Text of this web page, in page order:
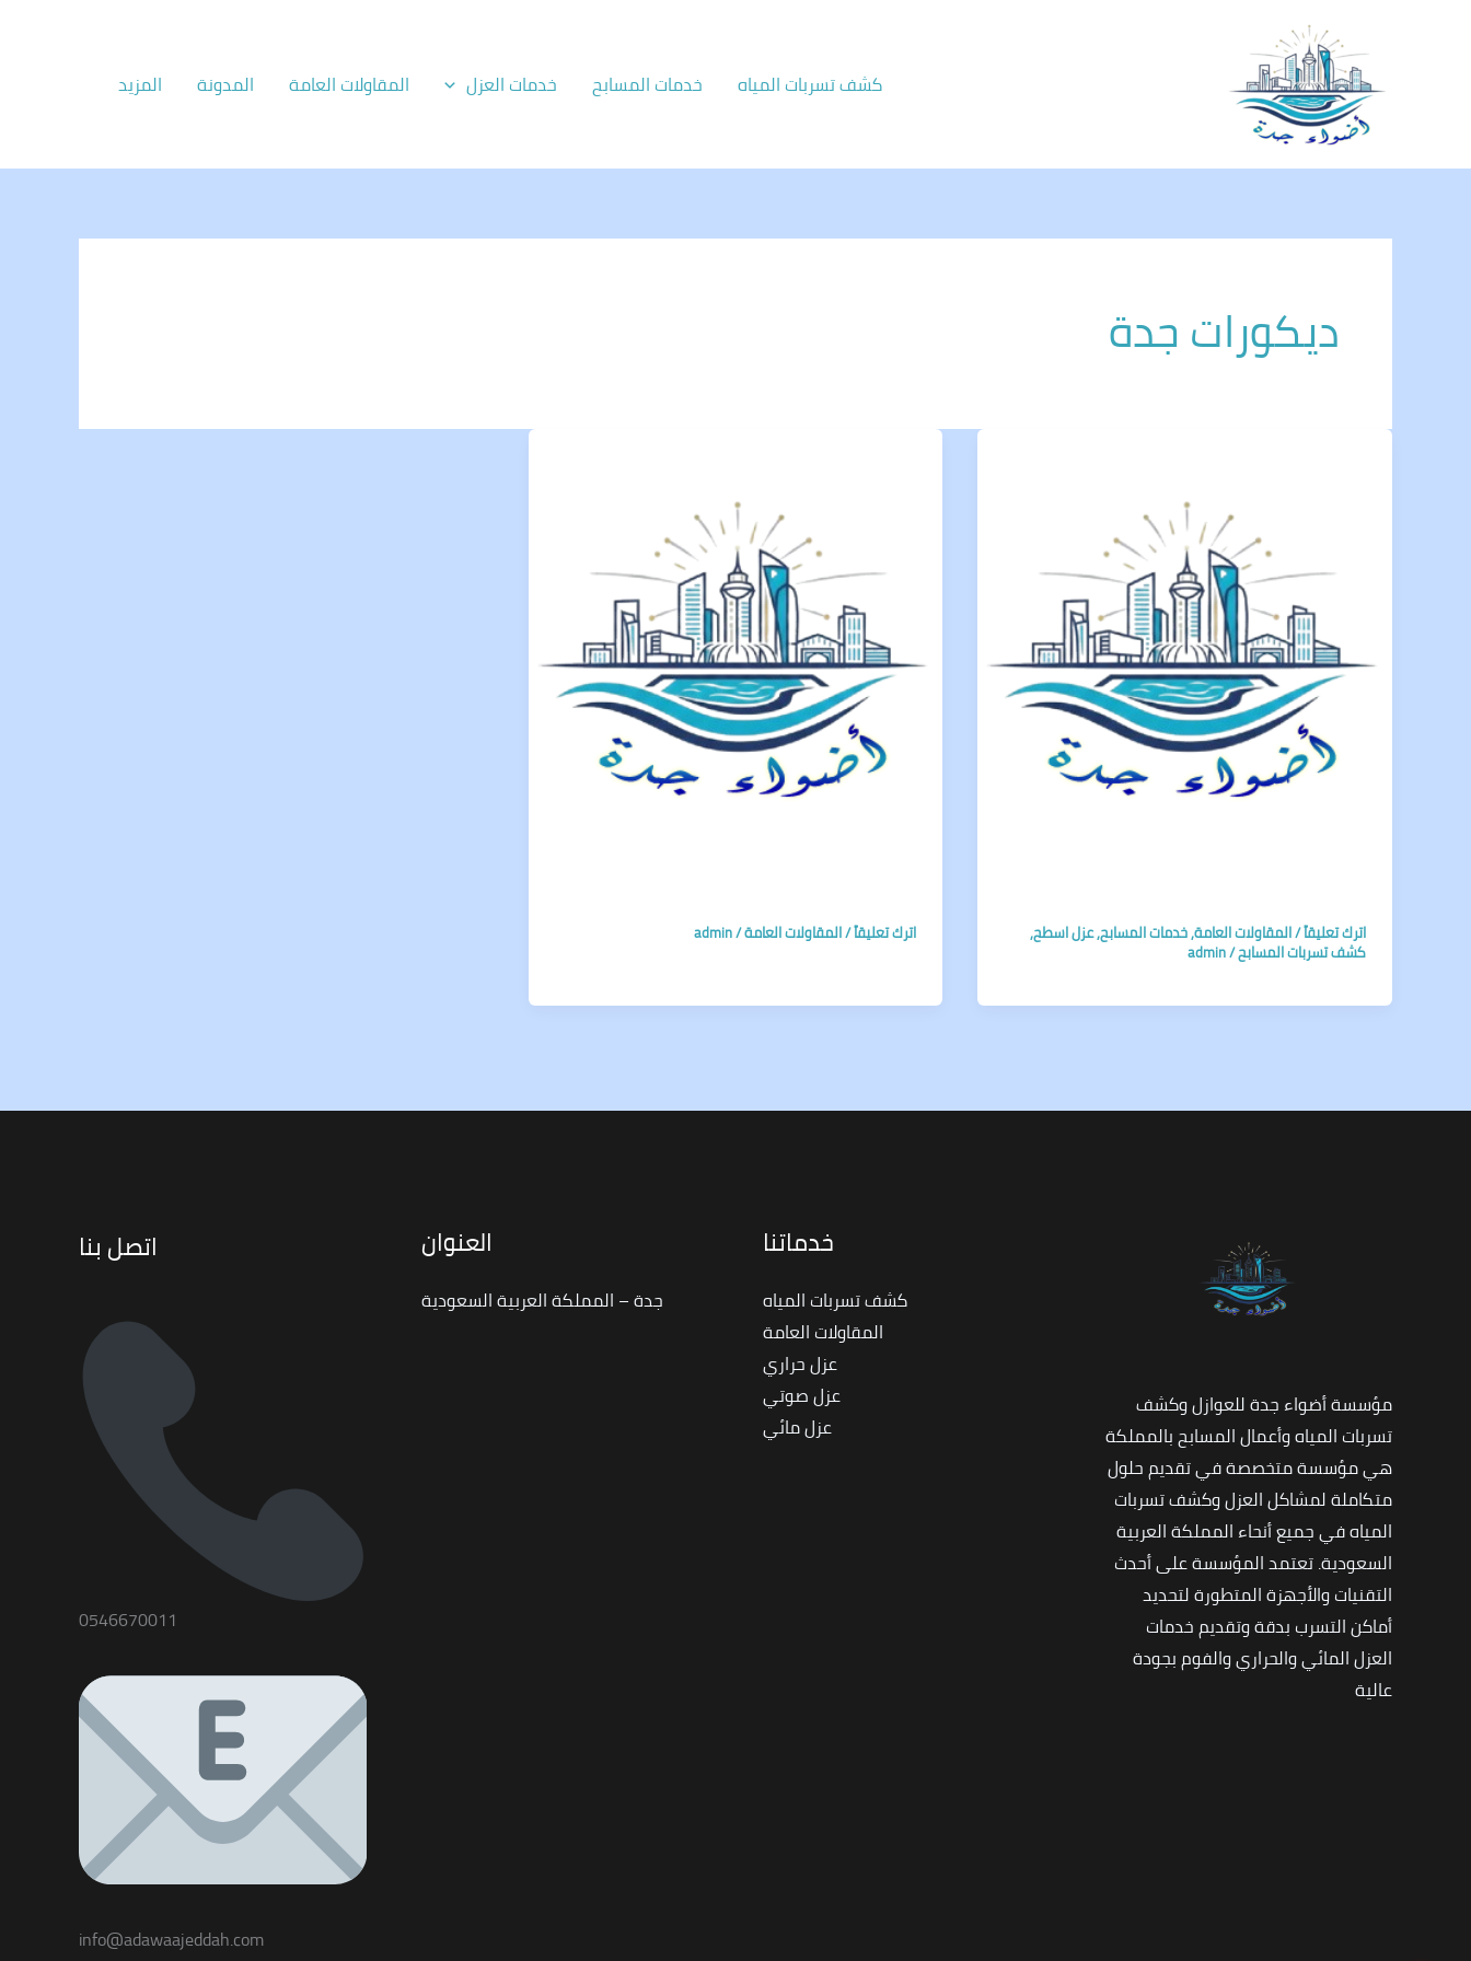
كشف تسربات المياه خدمات المسابح خدمات العزل المقاولات العامة المدونة المزيد
ديكورات جدة
اترك تعليقاً/المقاولات العامة,خدمات المسابح,عزل اسطح,
كشف تسربات المسابح/
admin
اترك تعليقاً/المقاولات العامة/
admin
مؤسسة أضواء جدة للعوازل وكشف
تسربات المياه وأعمال المسابح بالمملكة
هي مؤسسة متخصصة في تقديم حلول
متكاملة لمشاكل العزل وكشف تسربات
المياه في جميع أنحاء المملكة العربية
السعودية. تعتمد المؤسسة على أحدث
التقنيات والأجهزة المتطورة لتحديد
أماكن التسرب بدقة وتقديم خدمات
العزل المائي والحراري والفوم بجودة
عالية
خدماتنا
كشف تسربات المياه
المقاولات العامة
عزل حراري
عزل صوتي
عزل مائي
العنوان
جدة – المملكة العربية السعودية
اتصل بنا
0546670011
info@adawaajeddah.com